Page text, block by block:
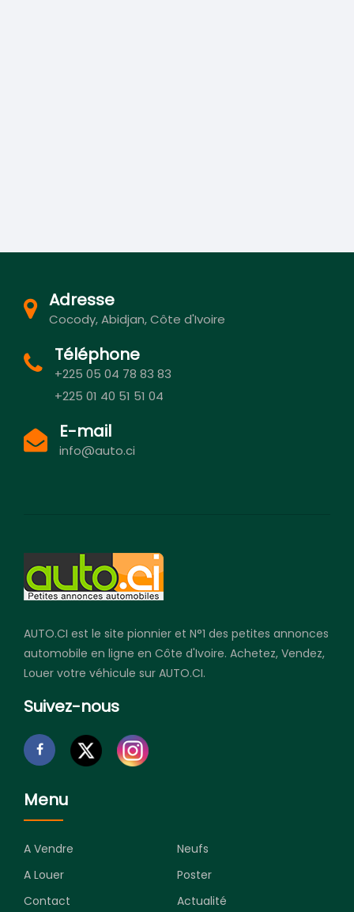
Adresse
Cocody, Abidjan, Côte d'Ivoire
Téléphone
+225 05 04 78 83 83
+225 01 40 51 51 04
E-mail
info@auto.ci
AUTO.CI est le site pionnier et N°1 des petites annonces
automobile en ligne en Côte d'Ivoire. Achetez, Vendez,
Louer votre véhicule sur AUTO.CI.
Suivez-nous
Menu
A Vendre
Neufs
A Louer
Poster
Contact
Actualité